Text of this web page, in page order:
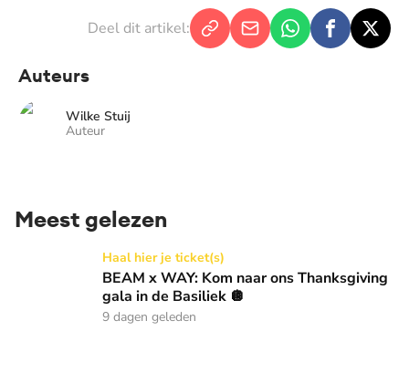
Deel dit artikel:
Auteurs
Wilke Stuij
Auteur
Meest gelezen
BEAM x WAY: Kom naar ons Thanksgiving gala in de
Haal hier je ticket(s)
BEAM x WAY: Kom naar ons Thanksgiving
gala in de Basiliek 🪩
9 dagen geleden